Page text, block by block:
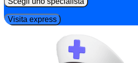
Visita express